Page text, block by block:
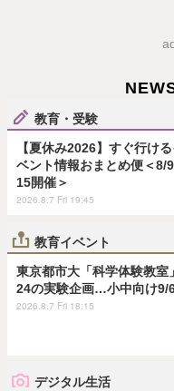
教育・受験
【夏休み2026】すぐ行ける
ベント情報おまとめ便＜8/
15開催＞
2026.8.7 Fri 19:45
教育イベント
東京都市大「科学体験教室」
24の実験企画…小中向け9/
2026.8.7 Fri 18:15
デジタル生活